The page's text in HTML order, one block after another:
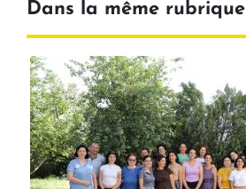
Dans la même rubrique